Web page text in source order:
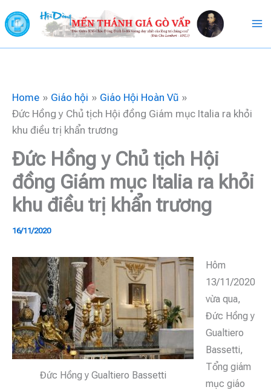
to
content
Home Giáo hội
Giáo Hội Hoàn Vũ
Đức Hồng y Chủ tịch Hội đồng Giám mục Italia ra khỏi
khu điều trị khẩn trương
Đức Hồng y Chủ tịch Hội
đồng Giám mục Italia ra khỏi
khu điều trị khẩn trương
16/11/2020
Đức Hồng y Gualtiero Bassetti
Hôm
13/11/2020
vừa qua,
Đức Hồng y
Gualtiero
Bassetti,
Tổng giám
mục giáo